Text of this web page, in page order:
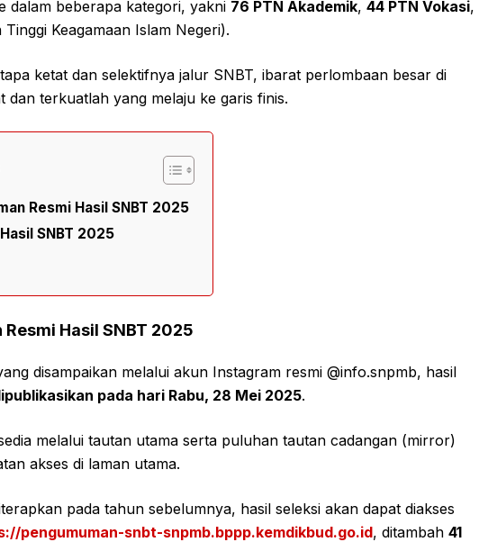
dalam beberapa kategori, yakni 76 PTN Akademik, 44 PTN Vokasi,
Keagamaan Islam Negeri).
ketat dan selektifnya jalur SNBT, ibarat perlombaan besar di
dan terkuatlah yang melaju ke garis finis.
Resmi Hasil SNBT 2025
SNBT 2025
Hasil SNBT 2025
disampaikan melalui akun Instagram resmi @info.snpmb, hasil
pada hari Rabu, 28 Mei 2025.
melalui tautan utama serta puluhan tautan cadangan (mirror)
akses di laman utama.
pada tahun sebelumnya, hasil seleksi akan dapat diakses
pengumuman-snbt-snpmb.bppp.kemdikbud.go.id, ditambah 41